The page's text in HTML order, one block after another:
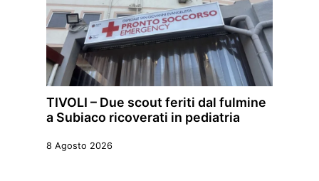
TIVOLI – Due scout feriti dal fulmine
a Subiaco ricoverati in pediatria
8 Agosto 2026